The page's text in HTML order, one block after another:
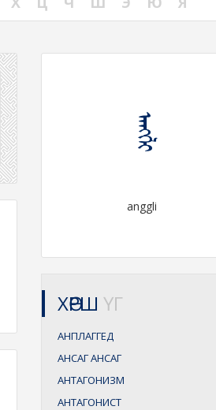
ᠠᠩᠭ᠍ᠯᠢ
anggli
ХӨРШ ҮГ
АНПЛАГГЕД
АНСАГ АНСАГ
АНТАГОНИЗМ
АНТАГОНИСТ